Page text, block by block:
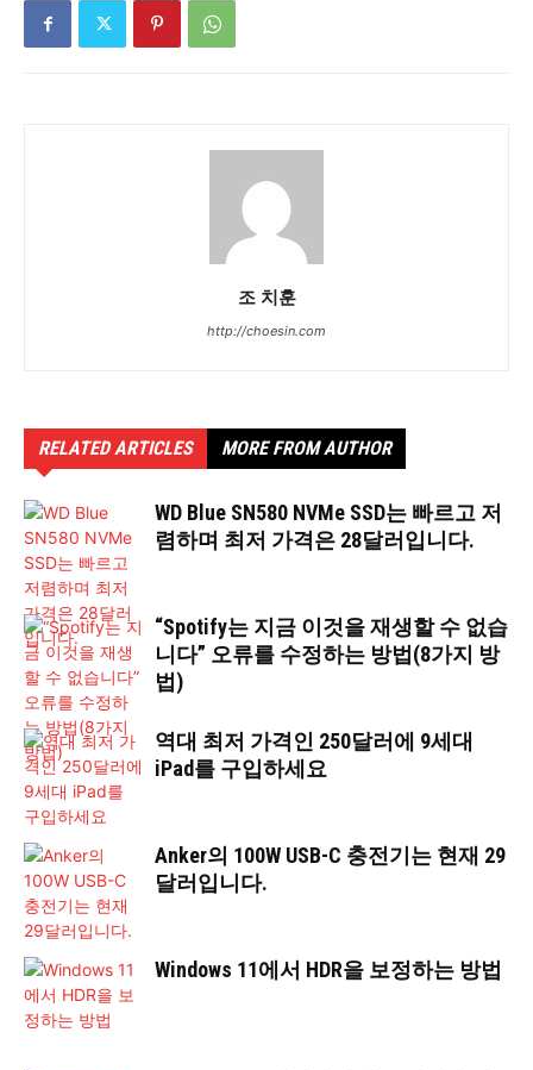
조 치훈
http://choesin.com
RELATED ARTICLES MORE FROM AUTHOR
WD Blue SN580 NVMe SSD는 빠르고 저
렴하며 최저 가격은 28달러입니다.
“Spotify는 지금 이것을 재생할 수 없습
니다” 오류를 수정하는 방법(8가지 방
법)
역대 최저 가격인 250달러에 9세대
iPad를 구입하세요
Anker의 100W USB-C 충전기는 현재 29
달러입니다.
Windows 11에서 HDR을 보정하는 방법